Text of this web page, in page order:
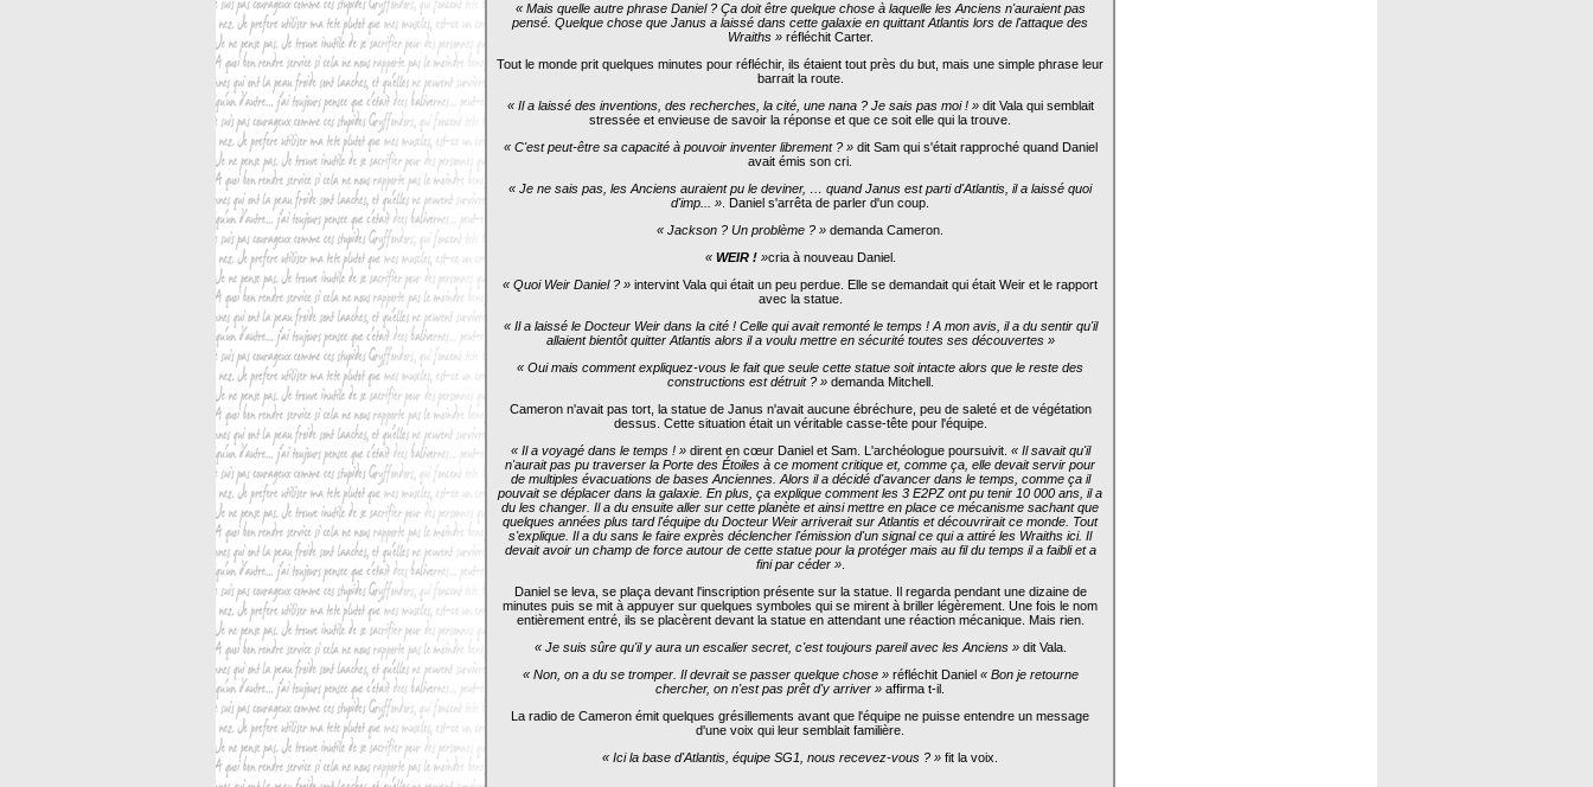
« Mais quelle autre phrase Daniel ? Ça doit être quelque chose à laquelle les Anciens n'auraient pas
pensé. Quelque chose que Janus a laissé dans cette galaxie en quittant Atlantis lors de l'attaque des
Wraiths »réfléchit Carter.
Tout le monde prit quelques minutes pour réfléchir, ils étaient tout près du but, mais une simple phrase leur
barrait la route.
« Il a laissé des inventions, des recherches, la cité, une nana ? Je sais pas moi ! »dit Vala qui semblait
stressée et envieuse de savoir la réponse et que ce soit elle qui la trouve.
« C'est peut-être sa capacité à pouvoir inventer librement ? »dit Sam qui s'était rapproché quand Daniel
avait émis son cri.
« Je ne sais pas, les Anciens auraient pu le deviner, … quand Janus est parti d'Atlantis, il a laissé quoi
d'imp... » . Daniel s'arrêta de parler d'un coup.
« Jackson ? Un problème ? » demanda Cameron.
« WEIR !»cria à nouveau Daniel.
« Quoi Weir Daniel ? » intervint Vala qui était un peu perdue. Elle se demandait qui était Weir et le rapport
avec la statue.
« Il a laissé le Docteur Weir dans la cité ! Celle qui avait remonté le temps ! A mon avis, il a du sentir qu'il
allaient bientôt quitter Atlantis alors il a voulu mettre en sécurité toutes ses découvertes »
« Oui mais comment expliquez-vous le fait que seule cette statue soit intacte alors que le reste des
constructions est détruit ? »demanda Mitchell.
Cameron n'avait pas tort, la statue de Janus n'avait aucune ébréchure, peu de saleté et de végétation
dessus. Cette situation était un véritable casse-tête pour l'équipe.
« Il a voyagé dans le temps ! »dirent en cœur Daniel et Sam. L'archéologue poursuivit. « Il savait qu'il
n'aurait pas pu traverser la Porte des Étoiles à ce moment critique et, comme ça, elle devait servir pour
de multiples évacuations de bases Anciennes. Alors il a décidé d'avancer dans le temps, comme ça il
pouvait se déplacer dans la galaxie. En plus, ça explique comment les 3 E2PZ ont pu tenir 10 000 ans, il a
du les changer. Il a du ensuite aller sur cette planète et ainsi mettre en place ce mécanisme sachant que
quelques années plus tard l'équipe du Docteur Weir arriverait sur Atlantis et découvrirait ce monde. Tout
s'explique. Il a du sans le faire exprès déclencher l'émission d'un signal ce qui a attiré les Wraiths ici. Il
devait avoir un champ de force autour de cette statue pour la protéger mais au fil du temps il a faibli et a
fini par céder ».
Daniel se leva, se plaça devant l'inscription présente sur la statue. Il regarda pendant une dizaine de
minutes puis se mit à appuyer sur quelques symboles qui se mirent à briller légèrement. Une fois le nom
entièrement entré, ils se placèrent devant la statue en attendant une réaction mécanique. Mais rien.
« Je suis sûre qu'il y aura un escalier secret, c'est toujours pareil avec les Anciens »dit Vala.
« Non, on a du se tromper. Il devrait se passer quelque chose »réfléchit Daniel « Bon je retourne
chercher, on n'est pas prêt d'y arriver » affirma t-il.
La radio de Cameron émit quelques grésillements avant que l'équipe ne puisse entendre un message
d'une voix qui leur semblait familière.
« Ici la base d'Atlantis, équipe SG1, nous recevez-vous ? » fit la voix.